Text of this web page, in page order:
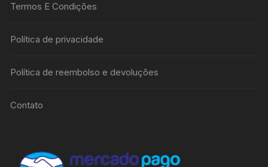
Termos E Condições
Política de privacidade
Política de reembolso e devoluções
Contato